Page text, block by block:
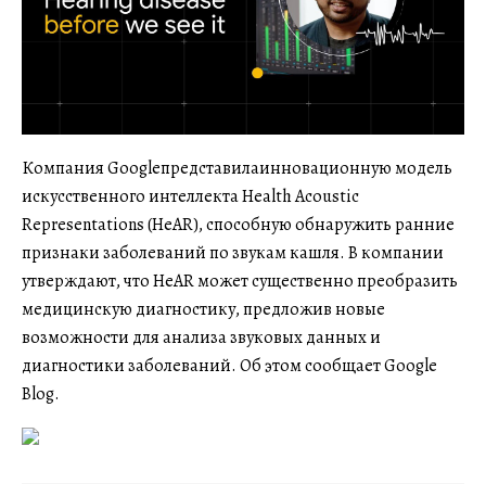
Компания Googleпредставилаинновационную модель
искусственного интеллекта Health Acoustic
Representations (HeAR), способную обнаружить ранние
признаки заболеваний по звукам кашля. В компании
утверждают, что HeAR может существенно преобразить
медицинскую диагностику, предложив новые
возможности для анализа звуковых данных и
диагностики заболеваний. Об этом сообщает Google
Blog.